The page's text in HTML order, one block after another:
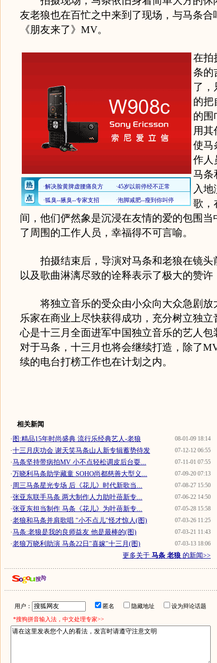
友老狼也在百忙之中来到了现场，与马条合
《朋友来了》MV。
在拍
条的
了，
的把
的围
用其
使马
作人
马条
入地
歌，
间，他们俨然象是沉浸在友情的爱的包围当
了周围的工作人员，幸福得不可言喻。
拍摄结束后，导演对马条和老狼在镜头
以及歌曲淋漓尽致的诠释表示了极大的赞许
将独立音乐的受众由小众向大众急剧放
乐家在商业上尽快获得成功，充分树立独立
心是十三月全面进军中国独立音乐的艺人包
对于马条，十三月也将会继续打造，除了
续的电台打榜工作也在计划之内。
相关新闻
08-01-09 18:14
·图:精品15年时尚盛典 流行乐经典艺人-老狼
07-12-12 06:55
·十三月庆功会 谢天笑马条山人新专辑蓄势待发
07-11-01 07:55
·马条坚持带病拍MV 小不点轻松调皮后台耍...
07-09-20 07:13
·万晓利马条助学藏童 SOHO尚都慈善大型义...
07-08-27 15:50
· 周三马条星光专场 后《花儿》时代新歌当...
07-06-22 14:50
·张亚东联手马条 两大制作人力助叶蓓新专...
07-05-28 15:58
·张亚东担当制作 马条《花儿》为叶蓓新专...
07-03-26 11:25
·老狼和马条并肩歌唱 "小不点儿"怪才惊人(图)
07-03-21 11:43
·马条:老狼是我的良师益友 他是最棒的(图)
07-03-13 18:06
·老狼万晓利助演 马条22日"喜嫁"十三月(图)
更多关于 马条 老狼 的新闻>>
用户： 匿名 隐藏地址
设为辩论话题
*搜狗拼音输入法，中文处理专家>>